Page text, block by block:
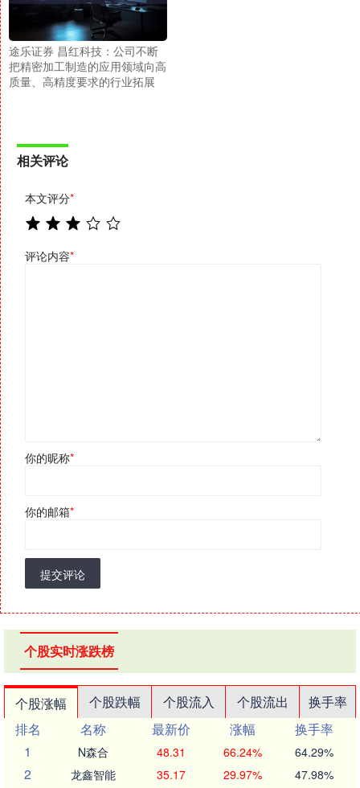
途乐证券 昌红科技：公司不断
把精密加工制造的应用领域向高
质量、高精度要求的行业拓展
相关评论
本文评分*
评论内容*
你的昵称*
你的邮箱*
提交评论
个股实时涨跌榜
个股涨幅 个股跌幅 个股流入 个股流出
换手率
排名
名称 最新价 涨幅
换手率
1
N森合 48.31 66.24% 64.29%
2 龙鑫智能 35.17 29.97% 47.98%